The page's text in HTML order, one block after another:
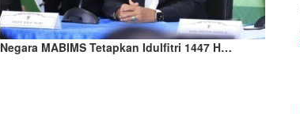
Negara MABIMS Tetapkan Idulfitri 1447 H…